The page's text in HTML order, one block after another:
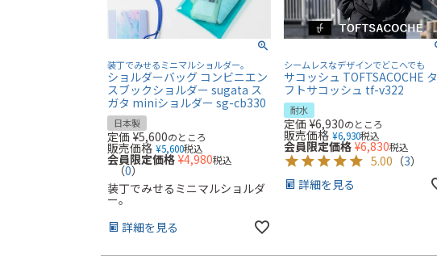
装丁でみせるミニマルショルダー。
ショルダーバッグ コンビニエン
スブックショルダー sugata ス
ガタ miniショルダー sg-cb330
日本製
定価 ¥5,600のところ
販売価格 ¥5,600税込
会員限定価格 ¥4,980税込
（0）
装丁でみせるミニマルショルダ
ー。
詳細を見る
シームレスなデザインでどこへでも
サコッシュ TOFTSACOCHE タ
フトサコッシュ tf-v322
耐水
定価 ¥6,930のところ
販売価格 ¥6,930税込
会員限定価格 ¥6,830税込
5.00 （3）
詳細を見る